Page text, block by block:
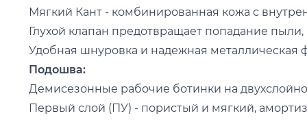
Мягкий Кант - комбинированная кожа с
Глухой клапан предотвращает попадание пыли,
Удобная шнуровка и надежная металлическая
Подошва:
Демисезонные рабочие ботинки на
Первый слой (ПУ) - пористый и мягкий,